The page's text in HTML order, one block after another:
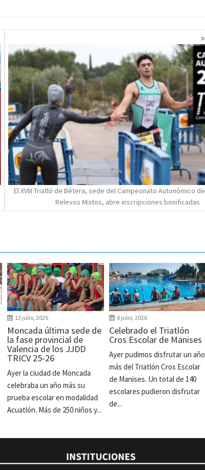
El XVIII Triatló de Bétera, sede del Campeonato Autonómico de
Relevos Mixtos, abre inscripciones bonificadas
13 julio, 2026
Moncada última sede de
la fase provincial de
Valencia de los JJDD
TRICV 25-26
Ayer la ciudad de Moncada
celebraba un año más su
prueba escolar en modalidad
Acuatlón. Más de 250 niños y...
6 julio, 2026
Celebrado el Triatlón
Cros Escolar de Manises
Ayer pudimos disfrutar un año
más del Triatlón Cros Escolar
de Manises. Un total de 140
escolares pudieron disfrutar
de...